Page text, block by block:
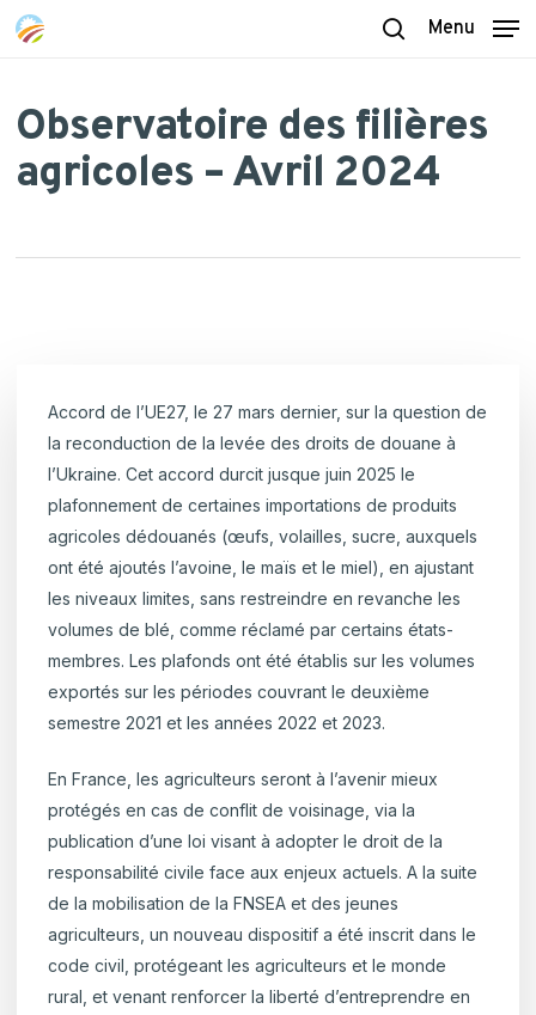
Skip
content
Menu
Observatoire des filières
agricoles – Avril 2024
Accord de l’UE27, le 27 mars dernier, sur la question de
la reconduction de la levée des droits de douane à
l’Ukraine. Cet accord durcit jusque juin 2025 le
plafonnement de certaines importations de produits
agricoles dédouanés (œufs, volailles, sucre, auxquels
ont été ajoutés l’avoine, le maïs et le miel), en ajustant
les niveaux limites, sans restreindre en revanche les
volumes de blé, comme réclamé par certains états-
membres. Les plafonds ont été établis sur les volumes
exportés sur les périodes couvrant le deuxième
semestre 2021 et les années 2022 et 2023.
En France, les agriculteurs seront à l’avenir mieux
protégés en cas de conflit de voisinage, via la
publication d’une loi visant à adopter le droit de la
responsabilité civile face aux enjeux actuels. A la suite
de la mobilisation de la FNSEA et des jeunes
agriculteurs, un nouveau dispositif a été inscrit dans le
code civil, protégeant les agriculteurs et le monde
rural, et venant renforcer la liberté d’entreprendre en